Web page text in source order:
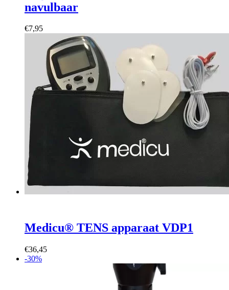
navulbaar
€7,95
Medicu® TENS apparaat VDP1
€36,45
-30%